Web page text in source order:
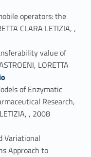
operators: the
CLARA LETIZIA, ,
value of
LORETTA
of Enzymatic
Research,
, 2008
Variational
Approach to